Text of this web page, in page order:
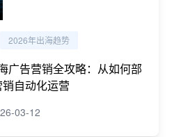
2026年出海趋势
广告营销全攻略：从如何部
自动化运营
03-12